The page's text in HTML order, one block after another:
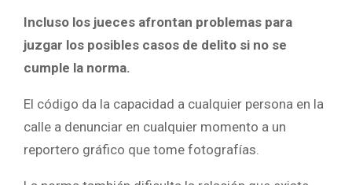
Incluso los jueces afrontan problemas para
juzgar los posibles casos de delito si no se
cumple la norma.
El código da la capacidad a cualquier persona en la
calle a denunciar en cualquier momento a un
reportero gráfico que tome fotografías.